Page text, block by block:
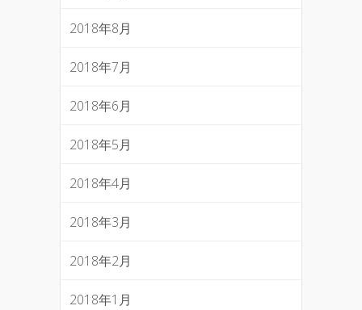
2018年8月
2018年7月
2018年6月
2018年5月
2018年4月
2018年3月
2018年2月
2018年1月